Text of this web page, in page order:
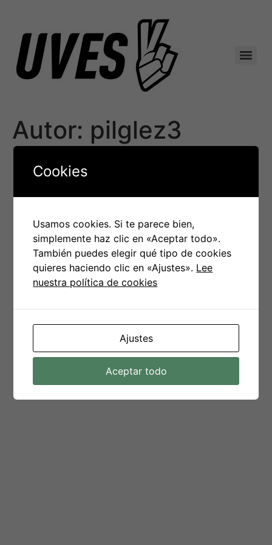
Autor: pilglez3
Todos los derechos reservados
Cookies
Usamos cookies. Si te parece bien,
simplemente haz clic en «Aceptar todo».
También puedes elegir qué tipo de cookies
quieres haciendo clic en «Ajustes». Lee
nuestra política de cookies
Ajustes
Aceptar todo